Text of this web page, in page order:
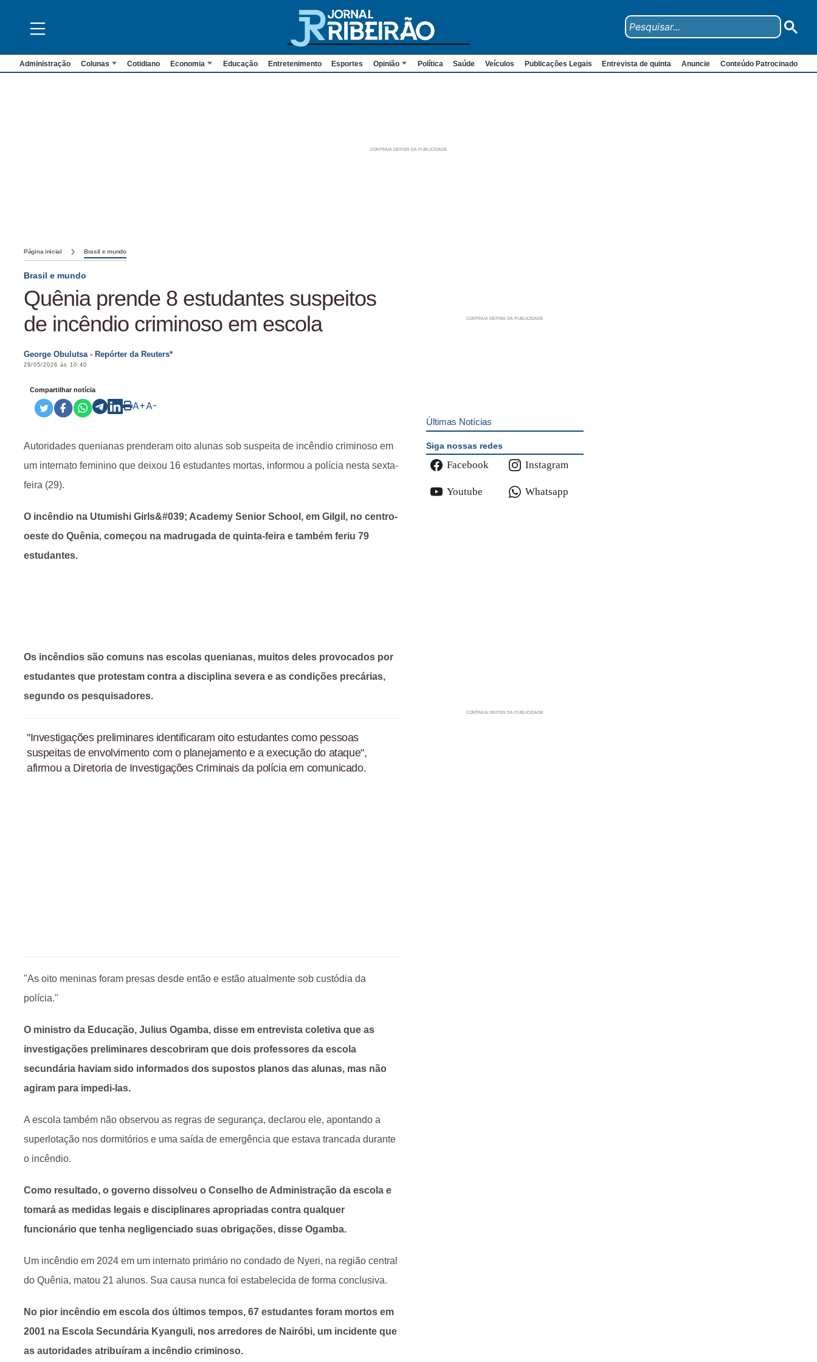
Administração Colunas Cotidiano Economia Educação Entretenimento Esportes Opinião Política Saúde Veículos Publicações Legais Entrevista de quinta Anuncie Conteúdo Patrocinado
Página inicial Brasil e mundo
Brasil e mundo
Quênia prende 8 estudantes suspeitos
de incêndio criminoso em escola
George Obulutsa - Repórter da Reuters*
29/05/2026 às 10:40
Compartilhar notícia
A+A-
Autoridades quenianas prenderam oito alunas sob suspeita de incêndio criminoso em
um internato feminino que deixou 16 estudantes mortas, informou a polícia nesta sexta-
feira (29).
O incêndio na Utumishi Girls&#039; Academy Senior School, em Gilgil, no centro-
oeste do Quênia, começou na madrugada de quinta-feira e também feriu 79
estudantes.
Os incêndios são comuns nas escolas quenianas, muitos deles provocados por
estudantes que protestam contra a disciplina severa e as condições precárias,
segundo os pesquisadores.
"Investigações preliminares identificaram oito estudantes como pessoas
suspeitas de envolvimento com o planejamento e a execução do ataque",
afirmou a Diretoria de Investigações Criminais da polícia em comunicado.
"As oito meninas foram presas desde então e estão atualmente sob custódia da
polícia."
O ministro da Educação, Julius Ogamba, disse em entrevista coletiva que as
investigações preliminares descobriram que dois professores da escola
secundária haviam sido informados dos supostos planos das alunas, mas não
agiram para impedi-las.
A escola também não observou as regras de segurança, declarou ele, apontando a
superlotação nos dormitórios e uma saída de emergência que estava trancada durante
o incêndio.
Como resultado, o governo dissolveu o Conselho de Administração da escola e
tomará as medidas legais e disciplinares apropriadas contra qualquer
funcionário que tenha negligenciado suas obrigações, disse Ogamba.
Um incêndio em 2024 em um internato primário no condado de Nyeri, na região central
do Quênia, matou 21 alunos. Sua causa nunca foi estabelecida de forma conclusiva.
No pior incêndio em escola dos últimos tempos, 67 estudantes foram mortos em
2001 na Escola Secundária Kyanguli, nos arredores de Nairóbi, um incidente que
as autoridades atribuíram a incêndio criminoso.
Últimas Notícias
Siga nossas redes
Facebook Instagram
Youtube Whatsapp